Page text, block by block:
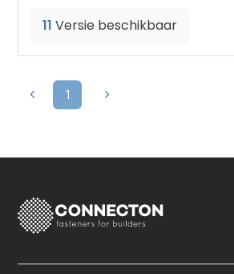
11 Versie beschikbaar
1